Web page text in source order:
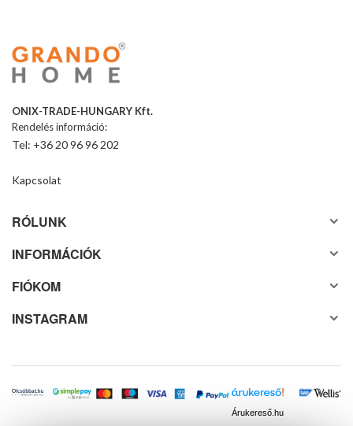
ONIX-TRADE-HUNGARY Kft.
Rendelés információ:
Tel: +36 20 96 96 202
Kapcsolat
RÓLUNK
INFORMÁCIÓK
FIÓKOM
INSTAGRAM
Árukereső.hu